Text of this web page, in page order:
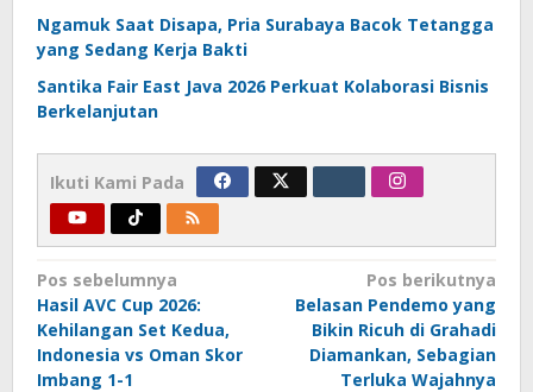
Ngamuk Saat Disapa, Pria Surabaya Bacok Tetangga
yang Sedang Kerja Bakti
Santika Fair East Java 2026 Perkuat Kolaborasi Bisnis
Berkelanjutan
Ikuti Kami Pada
Navigasi
pos
Pos sebelumnya
Hasil AVC Cup 2026:
Kehilangan Set Kedua,
Indonesia vs Oman Skor
Imbang 1-1
Pos berikutnya
Belasan Pendemo yang
Bikin Ricuh di Grahadi
Diamankan, Sebagian
Terluka Wajahnya